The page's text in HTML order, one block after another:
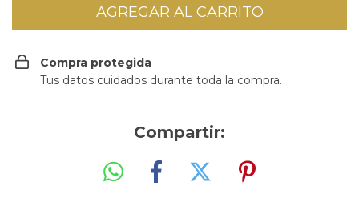
Compra protegida
Tus datos cuidados durante toda la compra.
Compartir: